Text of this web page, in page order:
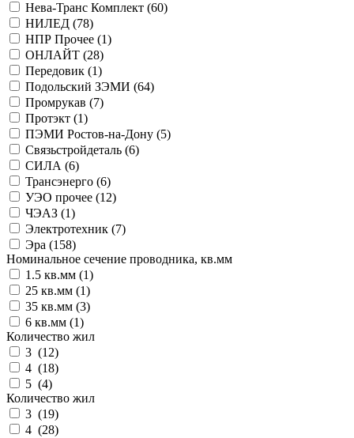
Нева-Транс Комплект (60)
НИЛЕД (78)
НПР Прочее (1)
ОНЛАЙТ (28)
Передовик (1)
Подольский ЗЭМИ (64)
Промрукав (7)
Протэкт (1)
ПЭМИ Ростов-на-Дону (5)
Связьстройдеталь (6)
СИЛА (6)
Трансэнерго (6)
УЭО прочее (12)
ЧЭАЗ (1)
Электротехник (7)
Эра (158)
Номинальное сечение проводника, кв.мм
1.5 кв.мм (1)
25 кв.мм (1)
35 кв.мм (3)
6 кв.мм (1)
Количество жил
3 (12)
4 (18)
5 (4)
Количество жил
3 (19)
4 (28)